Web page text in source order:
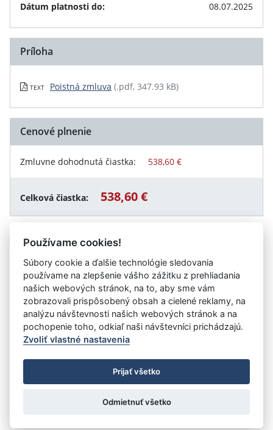
Dátum platnosti do:
08.07.2025
Príloha
TEXT Poistná zmluva (.pdf, 347.93 kB)
Cenové plnenie
Zmluvne dohodnutá čiastka: 538,60 €
Celková čiastka: 538,60 €
Vystavil:Kreatívny inštitút Trenčín,n.o. Anglická verzia
názvu je: Creative Institute Trenčín, n.o.
Úrad vlády SR
- Všetky práva vyhradené
Prehlásenie o prístupnosti
Zmluvy do 31.12.2010
Nastavenia cookies
: Aglo Solutions
Používame cookies!
Súbory cookie a ďalšie technológie sledovania
používame na zlepšenie vášho zážitku z prehliadania
našich webových stránok, na to, aby sme vám
zobrazovali prispôsobený obsah a cielené reklamy, na
analýzu návštevnosti našich webových stránok a na
pochopenie toho, odkiaľ naši návštevníci prichádzajú.
Zvoliť vlastné nastavenia
Prijať všetko
Odmietnuť všetko